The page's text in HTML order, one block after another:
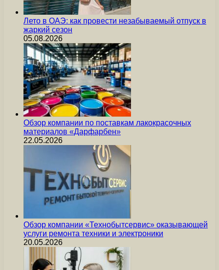
Лето в ОАЭ: как провести незабываемый отпуск в
жаркий сезон
05.08.2026
Обзор компании по поставкам лакокрасочных
материалов «Дарфарбен»
22.05.2026
Обзор компании «Технобытсервис» оказывающей
услуги ремонта техники и электроники
20.05.2026